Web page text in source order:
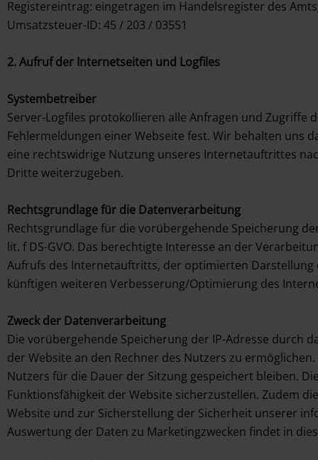
Registereintrag: eingetragen im Handelsregister des
Umsatzsteuer-ID: 45 / 203 / 03551
2. Aufruf der Internetseiten und Logfiles
Systembetreiber
Server-Logfiles protokollieren alle Anfragen und Zugriffe
Fehlermeldungen einer Webseite fest. Wir behalten uns
eine rechtswidrige Nutzung unseres Internetauftrittes
Dritte weiterzugeben.
Rechtsgrundlage für die Datenverarbeitung
Rechtsgrundlage für die vorübergehende Speicherung
lit. f DS-GVO. Das berechtigte Interesse an der
Aufrufs des Internetauftritts, der optimierten
künftigen weiteren Verbesserung/Optimierung des
Zweck der Datenverarbeitung
Die vorübergehende Speicherung der IP-Adresse durch
der Website an den Rechner des Nutzers zu
Nutzers für die Dauer der Sitzung gespeichert bleiben.
Funktionsfähigkeit der Website sicherzustellen. Zudem
Website und zur Sicherstellung der Sicherheit unserer
Auswertung der Daten zu Marketingzwecken findet in